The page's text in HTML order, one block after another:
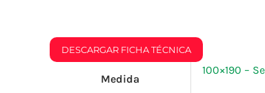
DESCARGAR FICHA TÉCNICA
Medida
100×190 –